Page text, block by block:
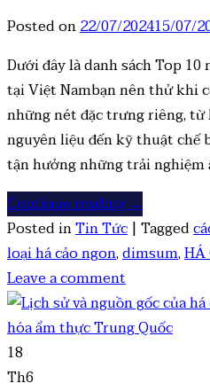
Posted on22/07/202415/07/
Dưới đây là danh sách Top
tại Việt Nambạn nên thử khi
những nét đặc trưng riêng,
nguyên liệu đến kỹ thuật chế
tận hưởng những trải
Continue reading→
Posted inTin Tức | Tagged
loại há cảo ngon,dimsum,HÁ
Leave a comment
18
Th6